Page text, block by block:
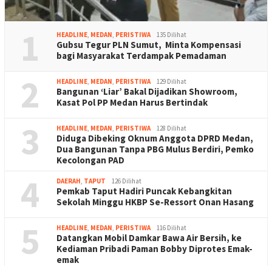
1 HEADLINE, MEDAN, PERISTIWA 135 Dilihat
Gubsu Tegur PLN Sumut, Minta Kompensasi
bagi Masyarakat Terdampak Pemadaman
2 HEADLINE, MEDAN, PERISTIWA 129 Dilihat
Bangunan ‘Liar’ Bakal Dijadikan Showroom,
Kasat Pol PP Medan Harus Bertindak
3 HEADLINE, MEDAN, PERISTIWA 128 Dilihat
Diduga Dibeking Oknum Anggota DPRD Medan,
Dua Bangunan Tanpa PBG Mulus Berdiri, Pemko
Kecolongan PAD
4 DAERAH, TAPUT 126 Dilihat
Pemkab Taput Hadiri Puncak Kebangkitan
Sekolah Minggu HKBP Se-Ressort Onan Hasang
5 HEADLINE, MEDAN, PERISTIWA 116 Dilihat
Datangkan Mobil Damkar Bawa Air Bersih, ke
Kediaman Pribadi Paman Bobby Diprotes Emak-
emak